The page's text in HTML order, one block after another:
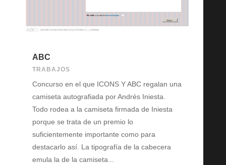
ABC
TRABAJOS
Concurso en el que ICONS Y ABC regalan una
camiseta autografiada por Andrés Iniesta.
Todo rodea a la camiseta firmada de Iniesta
porque se trata de un premio lo
suficientemente importante como para
destacarlo así. La tipografía de la cabecera
emula la de la camiseta...